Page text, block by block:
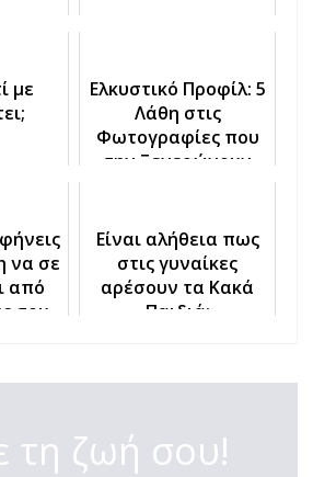
με
Ελκυστικό Προφίλ: 5
Λάθη στις
Φωτογραφίες που
την Ξενερώνουν
να σε
από
σου
Είναι αλήθεια πως
στις γυναίκες
αρέσουν τα Κακά
Παιδιά;
τη ζωή σου!